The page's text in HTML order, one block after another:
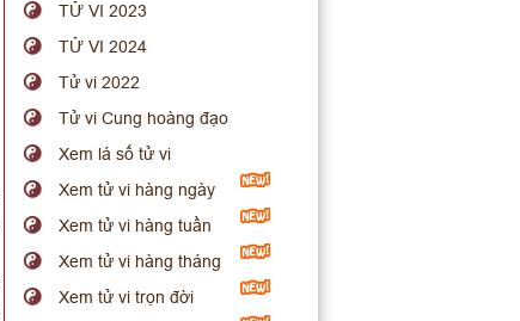
TỬ VI 2023
TỬ VI 2024
Tử vi 2022
Tử vi Cung hoàng đạo
Xem lá số tử vi
Xem tử vi hàng ngày
Xem tử vi hàng tuần
Xem tử vi hàng tháng
Xem tử vi trọn đời